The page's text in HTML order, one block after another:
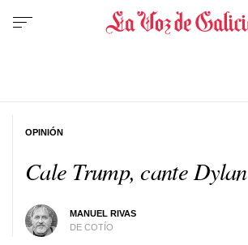
Cale Trump, cante Dylan
MANUEL RIVAS
DE COTÍO
OPINIÓN